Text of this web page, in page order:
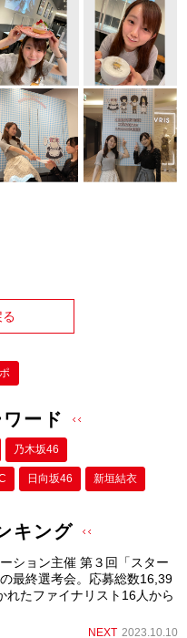
ード
乃木坂46
日向坂46 新垣結衣
キング
ション主催 第３回「スター
最終選考会。応募総数16,39
れたファイナリスト16人から
NEXT 2023.10.10